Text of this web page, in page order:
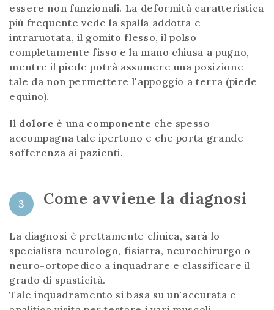
essere non funzionali. La deformità caratteristica
più frequente vede la spalla addotta e
intraruotata, il gomito flesso, il polso
completamente fisso e la mano chiusa a pugno,
mentre il piede potrà assumere una posizione
tale da non permettere l'appoggio a terra (piede
equino).
Il dolore è una componente che spesso
accompagna tale ipertono e che porta grande
sofferenza ai pazienti.
3 Come avviene la diagnosi
La diagnosi è prettamente clinica, sarà lo
specialista neurologo, fisiatra, neurochirurgo o
neuro-ortopedico a inquadrare e classificare il
grado di spasticità.
Tale inquadramento si basa su un'accurata e